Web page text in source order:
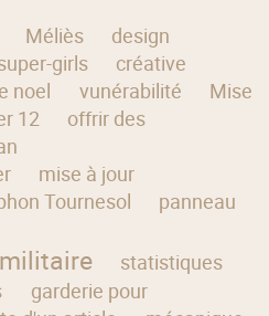
Méliès
design
girls
créative
noel vunérabilité
Mise
12
offrir des
mise à jour
Tournesol
panneau
militaire
statistiques
garderie pour